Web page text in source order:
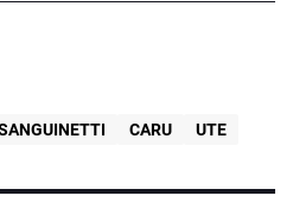
CARU UTE